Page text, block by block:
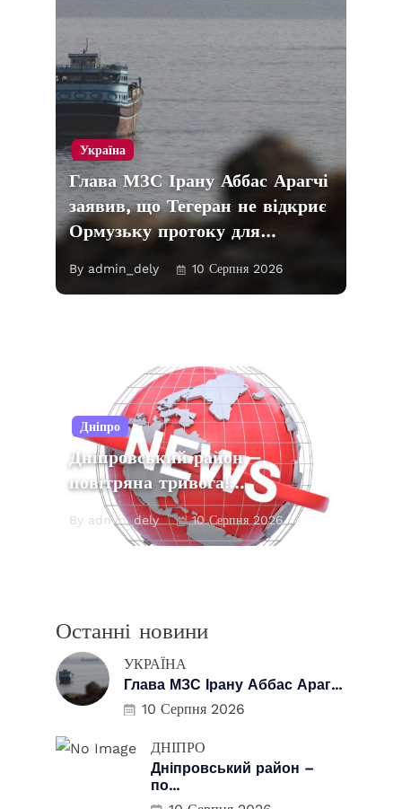
Україна
Глава МЗС Ірану Аббас Арагчі
заявив, що Тегеран не відкриє
Ормузьку протоку для…
By admin_dely 10 Серпня 2026
Дніпро
Дніпровський район –
повітряна тривога!…
By admin_dely 10 Серпня 2026
Останні новини
УКРАЇНА
Глава МЗС Ірану Аббас Араг...
10 Серпня 2026
ДНІПРО
Дніпровський район –
по...